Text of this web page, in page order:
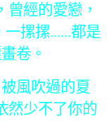
經的愛戀，
摞摞......都是
卷。
風吹過的夏
然少不了你的